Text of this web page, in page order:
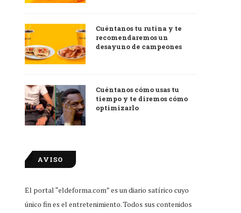
Cuéntanos tu rutina y te
recomendaremos un
desayuno de campeones
Cuéntanos cómo usas tu
tiempo y te diremos cómo
optimizarlo
AVISO
El portal “eldeforma.com” es un diario satírico cuyo
único fin es el entretenimiento. Todos sus contenidos